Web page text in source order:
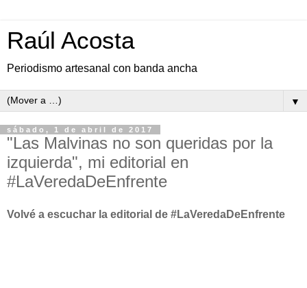
Raúl Acosta
Periodismo artesanal con banda ancha
▼
sábado, 1 de abril de 2017
"Las Malvinas no son queridas por la
izquierda", mi editorial en
#LaVeredaDeEnfrente
Volvé a escuchar la editorial de #LaVeredaDeEnfrente